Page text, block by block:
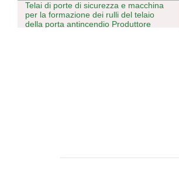
Telai di porte di sicurezza e macchina
per la formazione dei rulli del telaio
della porta antincendio Produttore